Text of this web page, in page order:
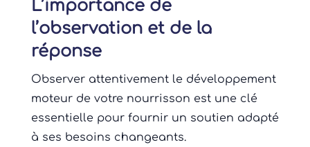
L’importance de
l’observation et de la
réponse
Observer attentivement le développement
moteur de votre nourrisson est une clé
essentielle pour fournir un soutien adapté
à ses besoins changeants.